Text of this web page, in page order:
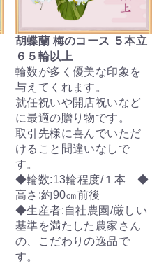
胡蝶蘭 梅のコース ５本立
６５輪以上
輪数が多く優美な印象を
与えてくれます。
就任祝いや開店祝いなど
に最適の贈り物です。
取引先様に喜んでいただ
けること間違いなしで
す。
◆輪数:13輪程度/１本 ◆
高さ:約90㎝前後
◆生産者:自社農園/厳しい
基準を満たした農家さん
の、こだわりの逸品で
す。